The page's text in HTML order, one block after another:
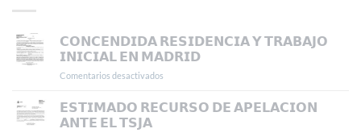
𝗖𝗢𝗡𝗖𝗘𝗡𝗗𝗜𝗗𝗔 𝗥𝗘𝗦𝗜𝗗𝗘𝗡𝗖𝗜𝗔 𝗬 𝗧𝗥𝗔𝗕𝗔𝗝𝗢
𝗜𝗡𝗜𝗖𝗜𝗔𝗟 𝗘𝗡 𝗠𝗔𝗗𝗥𝗜𝗗
Comentarios desactivados
𝗥𝗘𝗦𝗜𝗗𝗘𝗡𝗖𝗜𝗔
𝗘𝗦𝗧𝗜𝗠𝗔𝗗𝗢 𝗥𝗘𝗖𝗨𝗥𝗦𝗢 𝗗𝗘 𝗔𝗣𝗘𝗟𝗔𝗖𝗜𝗢𝗡
𝗔𝗡𝗧𝗘 𝗘𝗟 𝗧𝗦𝗝𝗔